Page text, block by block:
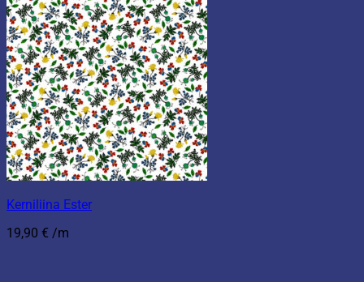
Kerniliina Ester
19,90 € /m